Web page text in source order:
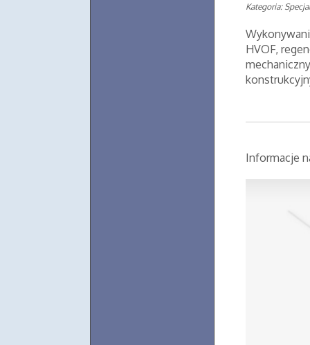
Kategoria:
HVOF,
Informacje